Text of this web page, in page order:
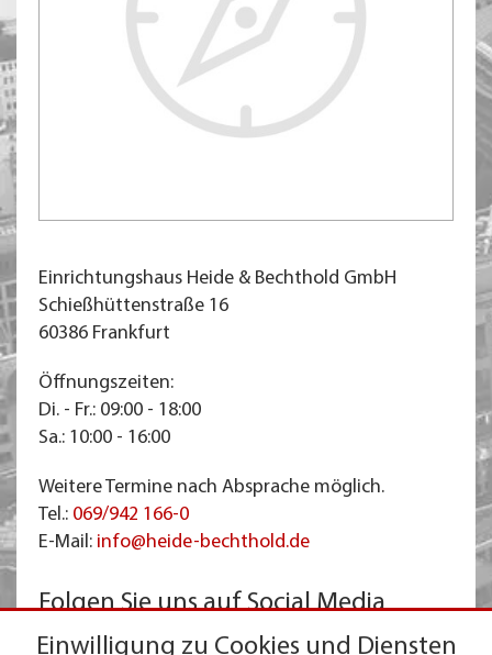
Einrichtungshaus Heide & Bechthold GmbH
Schießhüttenstraße 16
60386 Frankfurt
Öffnungszeiten:
Di. - Fr.: 09:00 - 18:00
Sa.: 10:00 - 16:00
Weitere Termine nach Absprache möglich.
Tel.: 069/942 166-0
E-Mail: info@heide-bechthold.de
Folgen Sie uns auf Social Media
Einwilligung zu Cookies und Diensten